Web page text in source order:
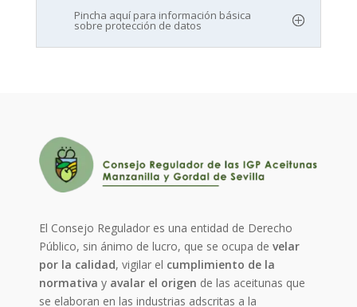
Pincha aquí para información básica
sobre protección de datos
El Consejo Regulador es una entidad de Derecho
Público, sin ánimo de lucro, que se ocupa develar
por la calidad, vigilar el cumplimiento de la
normativa y avalar el origen de las aceitunas que
se elaboran en las industrias adscritas a la